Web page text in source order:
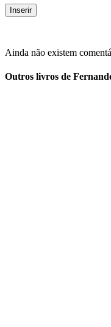
Ainda não existem
Outros livros de